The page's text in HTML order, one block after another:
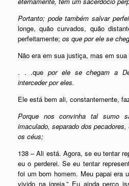
Portanto; pode também salvar
longe, quão curvados, quão
perfeitamente; os que por ele se
Não era em sua justiça, mas em
. . .quepor ele se chegam a
interceder por eles.
Ele está bem ali, constantemente,
Porque nos convinha tal sumo
imaculado, separado dos
os céus;
138 – Ali está. Agora, se eu tentar
eu o perderei. Se eu tentar
foi um bom homem. Meu papai era
vivido na igreja.” Eu ainda perco